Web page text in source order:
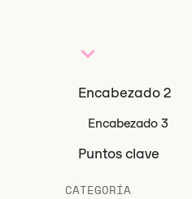
Encabezado 2
Encabezado 3
Puntos clave
CATEGORÍA